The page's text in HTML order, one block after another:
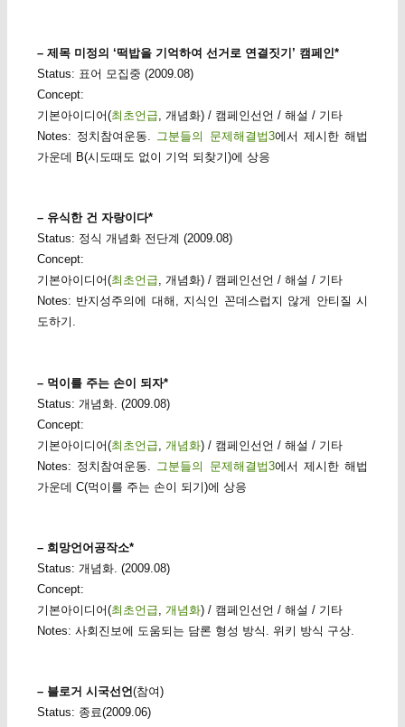
– 제목 미정의 ‘떡밥을 기억하여 선거로 연결짓기’ 캠페인*
Status: 표어 모집중 (2009.08)
Concept:
기본아이디어(최초언급, 개념화) / 캠페인선언 / 해설 / 기타
Notes: 정치참여운동. 그분들의 문제해결법3에서 제시한 해법
가운데 B(시도때도 없이 기억 되찾기)에 상응
– 유식한 건 자랑이다*
Status: 정식 개념화 전단계 (2009.08)
Concept:
기본아이디어(최초언급, 개념화) / 캠페인선언 / 해설 / 기타
Notes: 반지성주의에 대해, 지식인 꼰데스럽지 않게 안티질 시
도하기.
– 먹이를 주는 손이 되자*
Status: 개념화. (2009.08)
Concept:
기본아이디어(최초언급 개념화) / 캠페인선언 / 해설 / 기타
Notes: 정치참여운동.
그분들의 문제해결법3에서 제시한 해법
가운데 C(먹이를 주는 손이 되기)에 상응
– 희망언어공작소*
Status: 개념화. (2009.08)
Concept:
기본아이디어(최초언급 개념화) / 캠페인선언 / 해설 / 기타
Notes: 사회진보에 도움되는 담론 형성 방식. 위키 방식 구상.
– 블로거 시국선언 (참여)
Status: 종료(2009.06)